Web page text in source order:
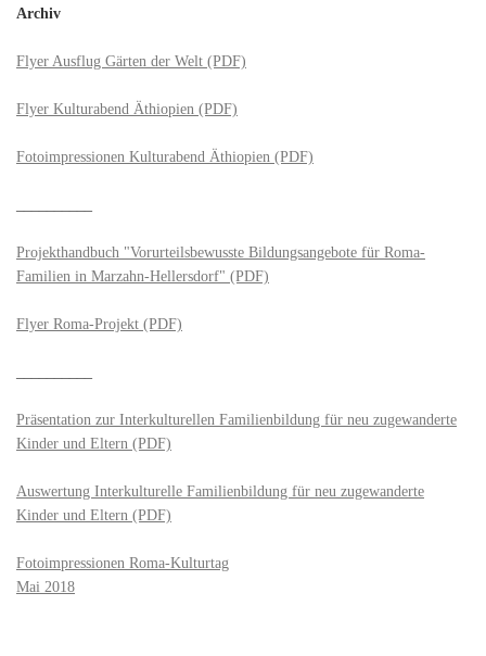
Archiv
Flyer Ausflug Gärten der Welt (PDF)
Flyer Kulturabend Äthiopien (PDF)
Fotoimpressionen Kulturabend Äthiopien (PDF)
Projekthandbuch "Vorurteilsbewusste Bildungsangebote für Roma-
Familien in Marzahn-Hellersdorf" (PDF)
Flyer Roma-Projekt (PDF)
Präsentation zur Interkulturellen Familienbildung für neu zugewanderte
Kinder und Eltern (PDF)
Auswertung Interkulturelle Familienbildung für neu zugewanderte
Kinder und Eltern (PDF)
Fotoimpressionen Roma-Kulturtag
Mai 2018